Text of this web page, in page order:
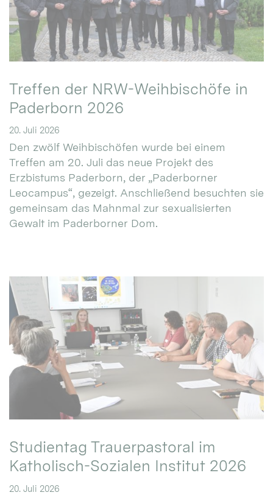
Treffen der NRW-Weihbischöfe in
Paderborn 2026
20. Juli 2026
Den zwölf Weihbischöfen wurde bei einem
Treffen am 20. Juli das neue Projekt des
Erzbistums Paderborn, der „Paderborner
Leocampus“, gezeigt. Anschließend besuchten sie
gemeinsam das Mahnmal zur sexualisierten
Gewalt im Paderborner Dom.
Studientag Trauerpastoral im
Katholisch-Sozialen Institut 2026
20. Juli 2026